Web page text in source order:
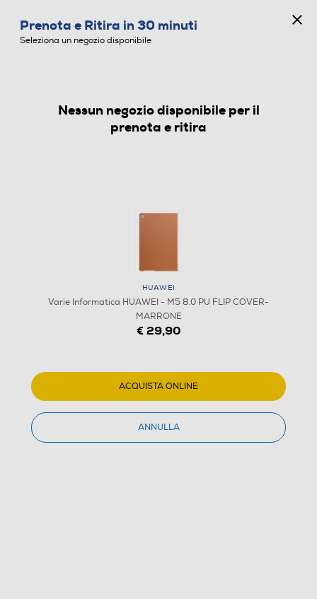
VARIE INFORMATICA
Prenota e Ritira in 30 minuti
Seleziona un negozio disponibile
Nessun negozio disponibile per il
prenota e ritira
HUAWEI
Varie Informatica HUAWEI - M5 8.0 PU FLIP COVER-
MARRONE
€ 29,90
ACQUISTA ONLINE
ANNULLA